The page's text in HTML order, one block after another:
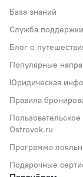
База знаний
Служба поддержки
Блог о
Популярные
Юридическая
Правила
Ostrovok.ru
Программа
Подарочные